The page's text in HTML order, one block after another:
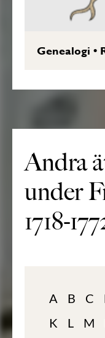
Genealogi •
Andra
under
1718-
A B C
K
L M